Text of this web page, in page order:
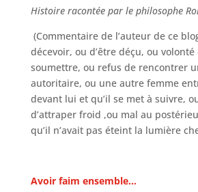
Histoire racontée par le philosophe
(Commentaire de l’auteur de ce
décevoir, ou d’être déçu, ou volonté
soumettre, ou refus de rencontrer
autoritaire, ou une autre femme
devant lui et qu’il se met à suivre,
d’attraper froid ,ou mal au
qu’il n’avait pas éteint la lumière
Avoir faim ensemble…